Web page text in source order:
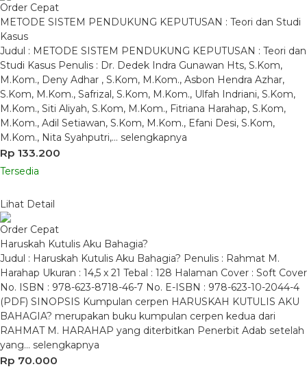
Order Cepat
METODE SISTEM PENDUKUNG KEPUTUSAN : Teori dan Studi
Kasus
Judul : METODE SISTEM PENDUKUNG KEPUTUSAN : Teori dan
Studi Kasus Penulis : Dr. Dedek Indra Gunawan Hts, S.Kom,
M.Kom., Deny Adhar , S.Kom, M.Kom., Asbon Hendra Azhar,
S.Kom, M.Kom., Safrizal, S.Kom, M.Kom., Ulfah Indriani, S.Kom,
M.Kom., Siti Aliyah, S.Kom, M.Kom., Fitriana Harahap, S.Kom,
M.Kom., Adil Setiawan, S.Kom, M.Kom., Efani Desi, S.Kom,
M.Kom., Nita Syahputri,… selengkapnya
Rp 133.200
Tersedia
Lihat Detail
Order Cepat
Haruskah Kutulis Aku Bahagia?
Judul : Haruskah Kutulis Aku Bahagia? Penulis : Rahmat M.
Harahap Ukuran : 14,5 x 21 Tebal : 128 Halaman Cover : Soft Cover
No. ISBN : 978-623-8718-46-7 No. E-ISBN : 978-623-10-2044-4
(PDF) SINOPSIS Kumpulan cerpen HARUSKAH KUTULIS AKU
BAHAGIA? merupakan buku kumpulan cerpen kedua dari
RAHMAT M. HARAHAP yang diterbitkan Penerbit Adab setelah
yang… selengkapnya
Rp 70.000